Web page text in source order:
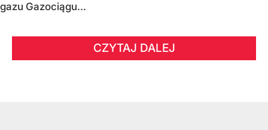
gazu Gazociągu...
CZYTAJ DALEJ